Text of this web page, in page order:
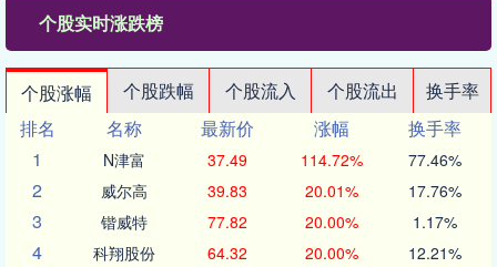
个股实时涨跌榜
个股涨幅 个股跌幅 个股流入 个股流出
换手率
排名
名称 最新价 涨幅
换手率
1
N津富 37.49 114.72% 77.46%
2 威尔高 39.83 20.01% 17.76%
3 锴威特 77.82 20.00% 1.17%
4 科翔股份 64.32 20.00% 12.21%